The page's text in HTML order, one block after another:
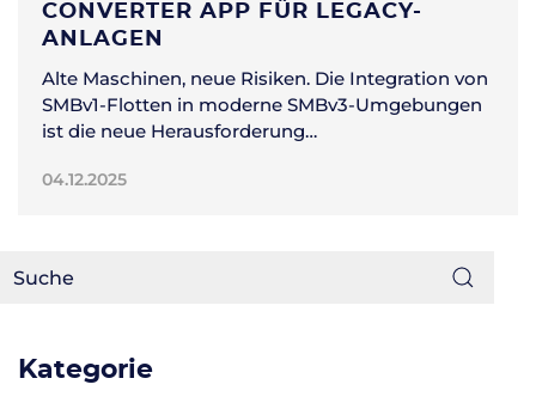
CONVERTER APP FÜR LEGACY-
ANLAGEN
Alte Maschinen, neue Risiken. Die Integration von
SMBv1-Flotten in moderne SMBv3-Umgebungen
ist die neue Herausforderung…
04.12.2025
Kategorie